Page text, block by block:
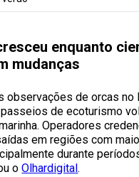
enquanto
mudanças
observações de orcas no
de ecoturismo
Operadores
em regiões com
durante
oOlhardigital.